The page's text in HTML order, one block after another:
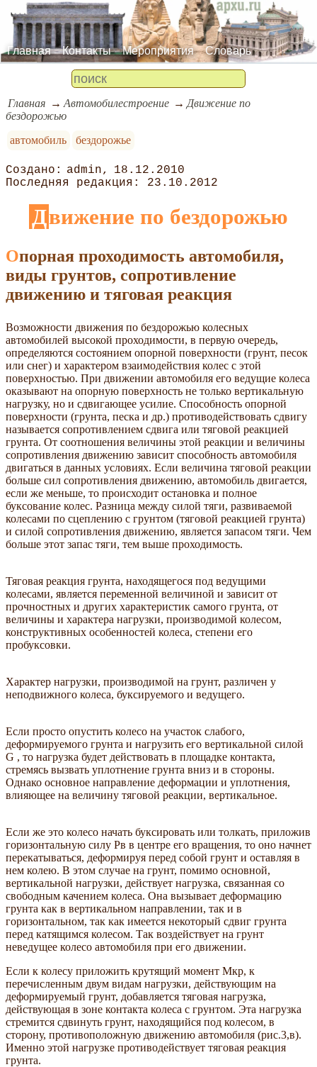
Главная Контакты Мероприятия Словарь
Главная Автомобилестроение
Движение по
бездорожью
автомобиль
бездорожье
admin
18.12.2010
23.10.2012
Движение по бездорожью
Опорная проходимость автомобиля,
виды грунтов, сопротивление
движению и тяговая реакция
Возможности движения по бездорожью колесных
автомобилей высокой проходимости, в первую очередь,
определяются состоянием опорной поверхности (грунт, песок
или снег) и характером взаимодействия колес с этой
поверхностью. При движении автомобиля его ведущие колеса
оказывают на опорную поверхность не только вертикальную
нагрузку, но и сдвигающее усилие. Способность опорной
поверхности (грунта, песка и др.) противодействовать сдвигу
называется сопротивлением сдвига или тяговой реакцией
грунта. От соотношения величины этой реакции и величины
сопротивления движению зависит способность автомобиля
двигаться в данных условиях. Если величина тяговой реакции
больше сил сопротивления движению, автомобиль двигается,
если же меньше, то происходит остановка и полное
буксование колес. Разница между силой тяги, развиваемой
колесами по сцеплению с грунтом (тяговой реакцией грунта)
и силой сопротивления движению, является запасом тяги. Чем
больше этот запас тяги, тем выше проходимость.
Тяговая реакция грунта, находящегося под ведущими
колесами, является переменной величиной и зависит от
прочностных и других характеристик самого грунта, от
величины и характера нагрузки, производимой колесом,
конструктивных особенностей колеса, степени его
пробуксовки.
Характер нагрузки, производимой на грунт, различен у
неподвижного колеса, буксируемого и ведущего.
Если просто опустить колесо на участок слабого,
деформируемого грунта и нагрузить его вертикальной силой
G , то нагрузка будет действовать в площадке контакта,
стремясь вызвать уплотнение грунта вниз и в стороны.
Однако основное направление деформации и уплотнения,
влияющее на величину тяговой реакции, вертикальное.
Если же это колесо начать буксировать или толкать, приложив
горизонтальную силу Рв в центре его вращения, то оно начнет
перекатываться, деформируя перед собой грунт и оставляя в
нем колею. В этом случае на грунт, помимо основной,
вертикальной нагрузки, действует нагрузка, связанная со
свободным качением колеса. Она вызывает деформацию
грунта как в вертикальном направлении, так и в
горизонтальном, так как имеется некоторый сдвиг грунта
перед катящимся колесом. Так воздействует на грунт
неведущее колесо автомобиля при его движении.
Если к колесу приложить крутящий момент Мкр, к
перечисленным двум видам нагрузки, действующим на
деформируемый грунт, добавляется тяговая нагрузка,
действующая в зоне контакта колеса с грунтом. Эта нагрузка
стремится сдвинуть грунт, находящийся под колесом, в
сторону, противоположную движению автомобиля (рис.3,в).
Именно этой нагрузке противодействует тяговая реакция
грунта.